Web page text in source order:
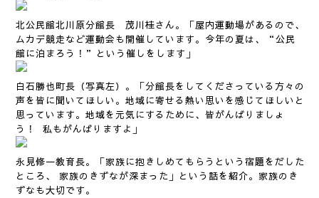
北公民館北川原分館長 茂川桂さん。「屋内運動場があるので、
ムカデ競走など運動会も開催しています。今年の夏は、“公民
館に泊まろう！”という催しをします」
白石勝也町長（写真左）。「分館長をしてくださっている方々の
声を皆に聞いてほしい。地域に寄せる熱い思いを感じてほしいと
思っています。地域を元気にするために、皆がんばりましょ
う！ 私もがんばりますよ」
永見修一教育長。「家族に抱きしめてもらうという宿題をだした
ところ、 家族のきずなが深まった」という話を紹介。家族のき
ずなも大切です。